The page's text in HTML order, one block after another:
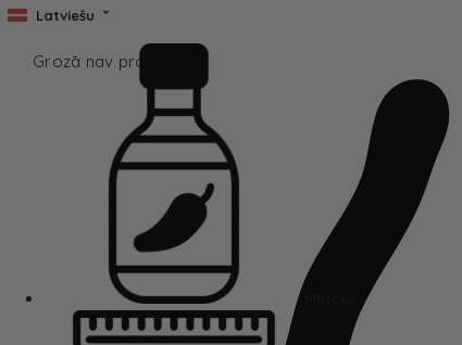
Grozā nav produktu.
Latviešu